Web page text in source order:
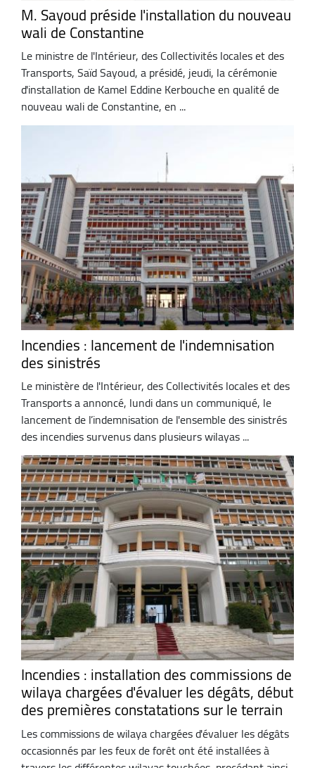
M. Sayoud préside l'installation du nouveau
wali de Constantine
Le ministre de l'Intérieur, des Collectivités locales et des
Transports, Saïd Sayoud, a présidé, jeudi, la cérémonie
d'installation de Kamel Eddine Kerbouche en qualité de
nouveau wali de Constantine, en ...
Incendies : lancement de l'indemnisation
des sinistrés
Le ministère de l'Intérieur, des Collectivités locales et des
Transports a annoncé, lundi dans un communiqué, le
lancement de l’indemnisation de l'ensemble des sinistrés
des incendies survenus dans plusieurs wilayas ...
Incendies : installation des commissions de
wilaya chargées d'évaluer les dégâts, début
des premières constatations sur le terrain
Les commissions de wilaya chargées d'évaluer les dégâts
occasionnés par les feux de forêt ont été installées à